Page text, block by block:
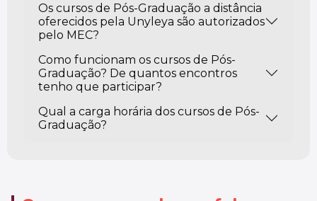
Os cursos de Pós-Graduação a distância
oferecidos pela Unyleya são autorizados
pelo MEC?
Como funcionam os cursos de Pós-
Graduação? De quantos encontros
tenho que participar?
Qual a carga horária dos cursos de Pós-
Graduação?